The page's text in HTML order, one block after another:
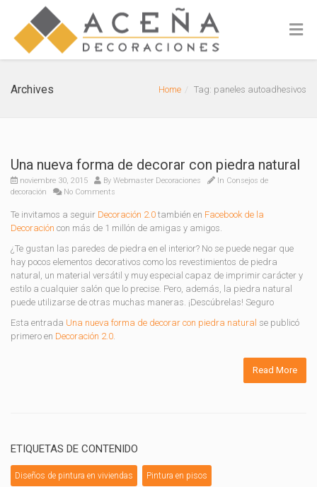
Archives Home Tag: paneles autoadhesivos
Una nueva forma de decorar con piedra natural
noviembre 30, 2015 By Webmaster Decoraciones In Consejos de
decoración
No Comments
Te invitamos a seguir Decoración 2.0 también en Facebook de la
Decoración con más de 1 millón de amigas y amigos.
¿Te gustan las paredes de piedra en el interior? No se puede negar que
hay pocos elementos decorativos como los revestimientos de piedra
natural, un material versátil y muy especial capaz de imprimir carácter y
estilo a cualquier salón que lo precise. Pero, además, la piedra natural
puede utilizarse de otras muchas maneras. ¡Descúbrelas! Seguro
Esta entrada Una nueva forma de decorar con piedra natural se publicó
primero en Decoración 2.0.
Read More
ETIQUETAS DE CONTENIDO
Diseños de pintura en viviendas Pintura en pisos